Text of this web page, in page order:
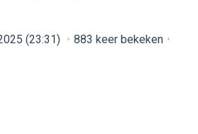
(23:31)
883 keer bekeken